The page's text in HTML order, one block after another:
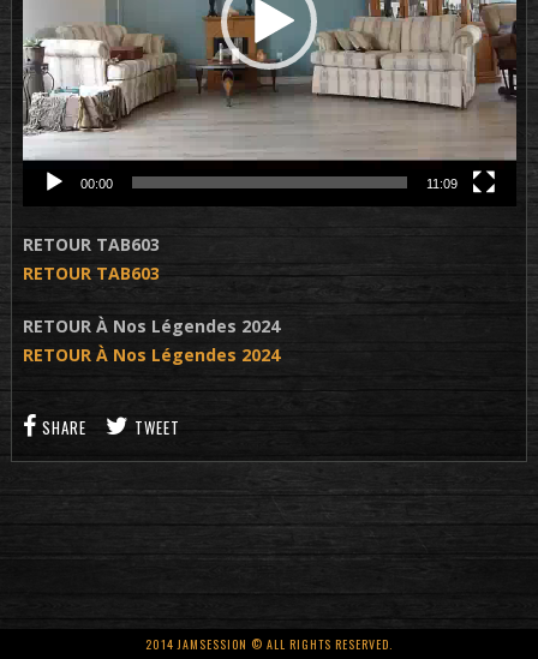
00:00 11:09
RETOUR TAB603
RETOUR TAB603
RETOUR À Nos Légendes 2024
RETOUR À Nos Légendes 2024
SHARE TWEET
2014 JAMSESSION © ALL RIGHTS RESERVED.